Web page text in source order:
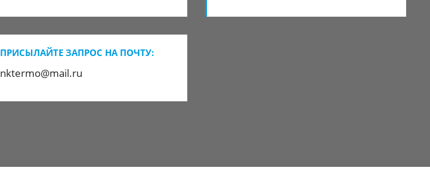
ПРИСЫЛАЙТЕ ЗАПРОС НА ПОЧТУ:
nktermo@mail.ru